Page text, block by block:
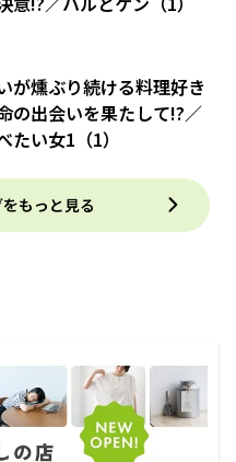
が燻ぶり続ける料理好き
の出会いを果たして!?／
い女1（1）
もっと見る